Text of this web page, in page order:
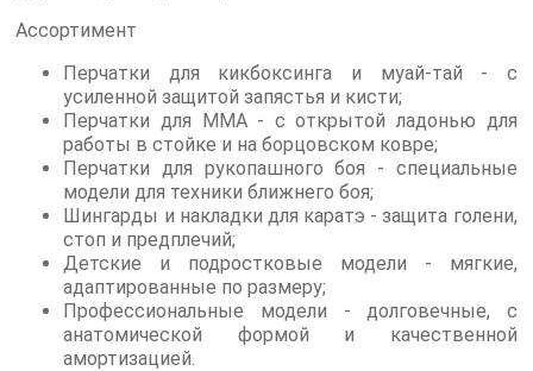
Ассортимент
Перчатки для кикбоксинга и муай-тай - с
усиленной защитой запястья и кисти;
Перчатки для MMA - с открытой ладонью для
работы в стойке и на борцовском ковре;
Перчатки для рукопашного боя - специальные
модели для техники ближнего боя;
Шингарды и накладки для каратэ - защита голени,
стоп и предплечий;
Детские и подростковые модели - мягкие,
адаптированные по размеру;
Профессиональные модели - долговечные, с
анатомической формой и качественной
амортизацией.